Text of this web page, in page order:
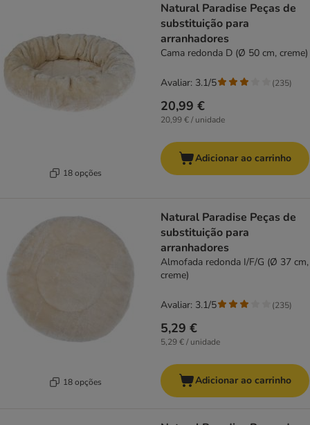
18 opções
Natural Paradise Peças de
substituição para
arranhadores
Cama redonda D (Ø 50 cm, creme)
20,99 €
20,99 € / unidade
Avaliar: 3.1/5 (235)
Adicionar ao carrinho
18 opções
Natural Paradise Peças de
substituição para
arranhadores
Almofada redonda I/F/G (Ø 37 cm,
creme)
5,29 €
5,29 € / unidade
Avaliar: 3.1/5 (235)
Adicionar ao carrinho